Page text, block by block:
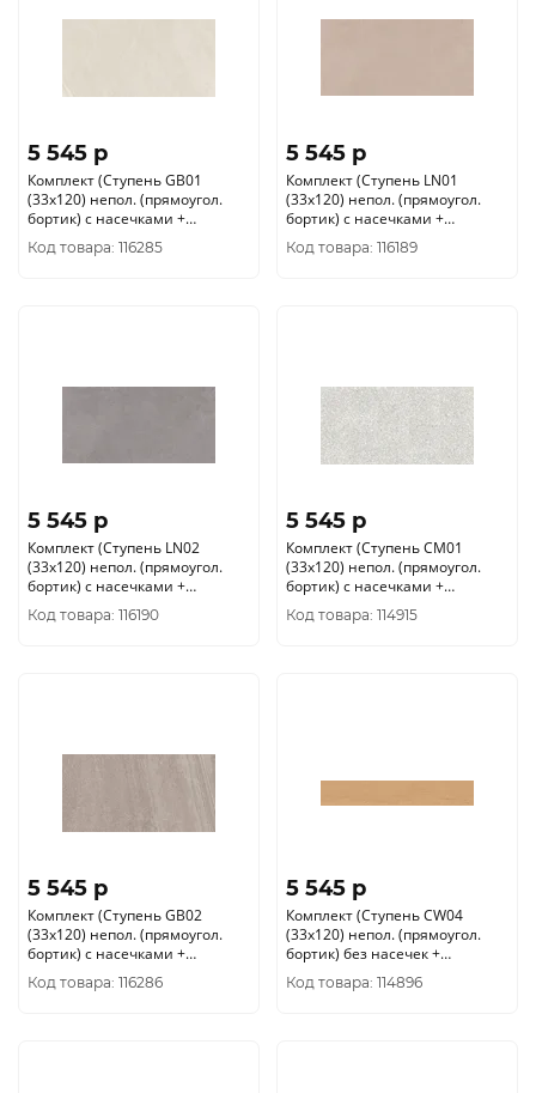
5 545 p
Комплект (Ступень GB01
(33x120) непол. (прямоугол.
бортик) с насечками +
Подступенок (14, 5x120))
Код товара: 116285
5 545 p
Комплект (Ступень LN01
(33x120) непол. (прямоугол.
бортик) с насечками +
Подступенок (14, 5x120))
Код товара: 116189
5 545 p
Комплект (Ступень LN02
(33x120) непол. (прямоугол.
бортик) с насечками +
Подступенок (14, 5x120))
Код товара: 116190
5 545 p
Комплект (Ступень CM01
(33x120) непол. (прямоугол.
бортик) с насечками +
Подступенок (14, 5x120))
Код товара: 114915
5 545 p
Комплект (Ступень GB02
(33x120) непол. (прямоугол.
бортик) с насечками +
Подступенок (14, 5x120))
Код товара: 116286
5 545 p
Комплект (Ступень CW04
(33x120) непол. (прямоугол.
бортик) без насечек +
Подступенок (14, 5x120))
Код товара: 114896